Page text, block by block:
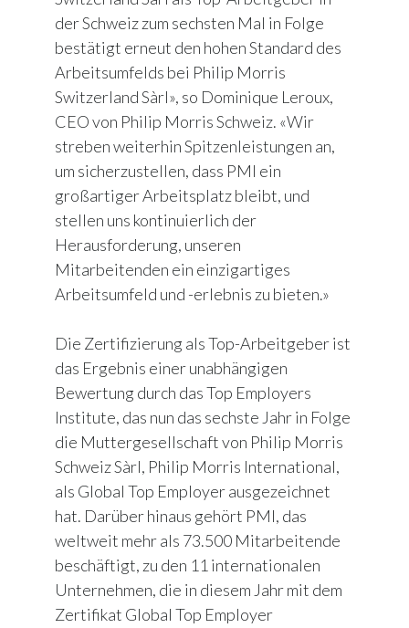
der Schweiz zum sechsten Mal in Folge
bestätigt erneut den hohen Standard des
Arbeitsumfelds bei Philip Morris
Switzerland Sàrl», so Dominique Leroux,
CEO von Philip Morris Schweiz. «Wir
streben weiterhin Spitzenleistungen an,
um sicherzustellen, dass PMI ein
großartiger Arbeitsplatz bleibt, und
stellen uns kontinuierlich der
Herausforderung, unseren
Mitarbeitenden ein einzigartiges
Arbeitsumfeld und -erlebnis zu bieten.»
Die Zertifizierung als Top-Arbeitgeber ist
das Ergebnis einer unabhängigen
Bewertung durch das Top Employers
Institute, das nun das sechste Jahr in Folge
die Muttergesellschaft von Philip Morris
Schweiz Sàrl, Philip Morris International,
als Global Top Employer ausgezeichnet
hat. Darüber hinaus gehört PMI, das
weltweit mehr als 73.500 Mitarbeitende
beschäftigt, zu den 11 internationalen
Unternehmen, die in diesem Jahr mit dem
Zertifikat Global Top Employer